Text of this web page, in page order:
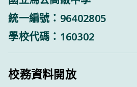
統一編號：96402805
學校代碼：160302
校務資料開放